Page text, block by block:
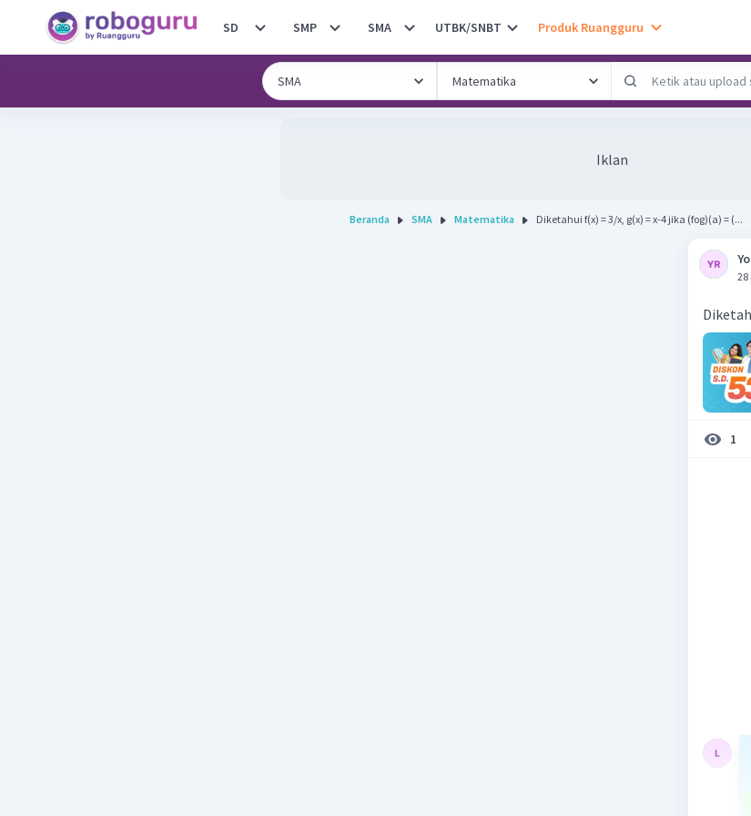
SD SMP SMA UTBK/SNBT Produk Ruangguru
Iklan
Beranda SMA Matematika Diketahui f(x) = 3/x, g(x) = x-4 jika (fog)(a) = (...
28
1